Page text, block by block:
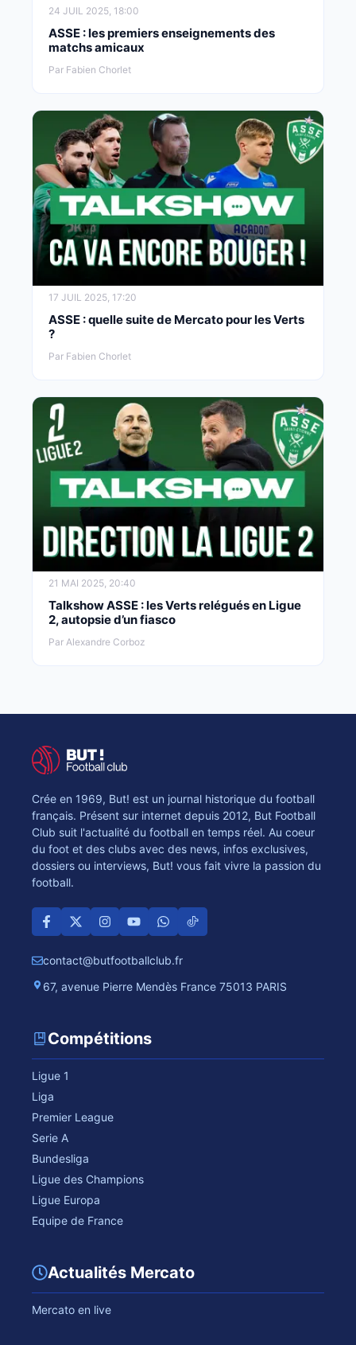
24 JUIL 2025, 18:00
ASSE : les premiers enseignements des
matchs amicaux
Par Fabien Chorlet
17 JUIL 2025, 17:20
ASSE : quelle suite de Mercato pour les Verts
?
Par Fabien Chorlet
21 MAI 2025, 20:40
Talkshow ASSE : les Verts relégués en Ligue
2, autopsie d’un fiasco
Par Alexandre Corboz
Crée en 1969, But! est un journal historique du football
français. Présent sur internet depuis 2012, But Football
Club suit l'actualité du football en temps réel. Au coeur
du foot et des clubs avec des news, infos exclusives,
dossiers ou interviews, But! vous fait vivre la passion du
football.
contact@butfootballclub.fr
67, avenue Pierre Mendès France 75013 PARIS
Compétitions
Ligue 1
Liga
Premier League
Serie A
Bundesliga
Ligue des Champions
Ligue Europa
Equipe de France
Actualités Mercato
Mercato en live